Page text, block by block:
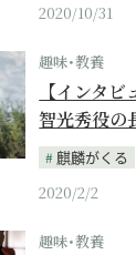
2020/10/31
趣味･教養
【インタ
智光秀役の
麒麟がくる
2020/2/2
趣味･教養